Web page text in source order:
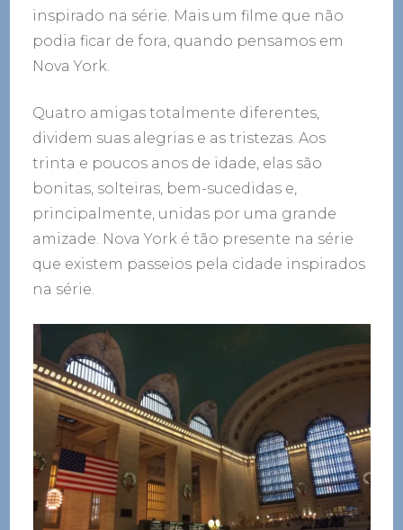
inspirado na série. Mais um filme que não
podia ficar de fora, quando pensamos em
Nova York.
Quatro amigas totalmente diferentes,
dividem suas alegrias e as tristezas. Aos
trinta e poucos anos de idade, elas são
bonitas, solteiras, bem-sucedidas e,
principalmente, unidas por uma grande
amizade. Nova York é tão presente na série
que existem passeios pela cidade inspirados
na série.